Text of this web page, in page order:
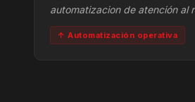
automatizacion de atención al
↑ Automatización operativa